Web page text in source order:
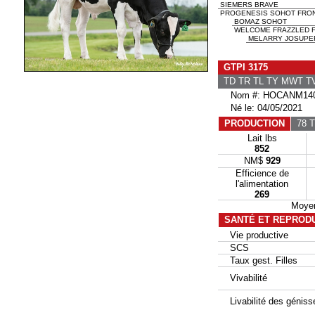
SIEMERS BRAVE
PROGENESIS SOHOT
BOMAZ SOHOT
WELCOME FRAZZLED
MELARRY
GTPI 3175
TD TR TL TY MWT
Nom #:
Né le: 04/05/2021
PRODUCTION
78
Lait lbs
852
NM$ 929
Efficience de
l'alimentation
269
SANTÉ ET
Vie productive
SCS
Taux gest. Filles
Vivabilité
Livabilité des